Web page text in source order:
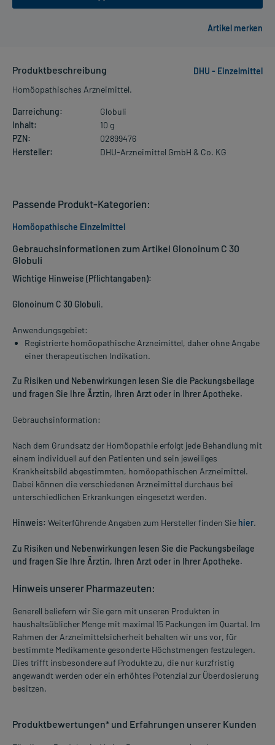
Produktbeschreibung
DHU - Einzelmittel
Homöopathisches Arzneimittel.
Darreichung:
Globuli
Inhalt:
10 g
PZN:
02899476
Hersteller:
DHU-Arzneimittel GmbH & Co. KG
Gebrauchsinformationen zum Artikel Glonoinum C 30
Globuli
Wichtige Hinweise (Pflichtangaben):
Glonoinum C 30 Globuli.
Anwendungsgebiet:
Registrierte homöopathische Arzneimittel, daher ohne Angabe
einer therapeutischen Indikation.
Zu Risiken und Nebenwirkungen lesen Sie die Packungsbeilage
und fragen Sie Ihre Ärztin, Ihren Arzt oder in Ihrer Apotheke.
Gebrauchsinformation:
Nach dem Grundsatz der Homöopathie erfolgt jede Behandlung mit
einem individuell auf den Patienten und sein jeweiliges
Krankheitsbild abgestimmten, homöopathischen Arzneimittel.
Dabei können die verschiedenen Arzneimittel durchaus bei
unterschiedlichen Erkrankungen eingesetzt werden.
Hinweis: Weiterführende Angaben zum Hersteller finden Sie hier.
Zu Risiken und Nebenwirkungen lesen Sie die Packungsbeilage
und fragen Sie Ihre Ärztin, Ihren Arzt oder in Ihrer Apotheke.
Hinweis unserer Pharmazeuten:
Generell beliefern wir Sie gern mit unseren Produkten in
haushaltsüblicher Menge mit maximal 15 Packungen im Quartal. Im
Rahmen der Arzneimittelsicherheit behalten wir uns vor, für
bestimmte Medikamente gesonderte Höchstmengen festzulegen.
Dies trifft insbesondere auf Produkte zu, die nur kurzfristig
angewandt werden oder ein erhöhtes Potenzial zur Überdosierung
besitzen.
Produktbewertungen* und Erfahrungen unserer Kunden
Passende Produkt-Kategorien:
Homöopathische Einzelmittel